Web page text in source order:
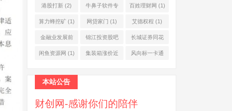
部(1)
港股打新 (2) 牛鼻子软件专
业版(1)
百姓理财网 (1)
算力蜂挖矿(1) 网贷家门 (1) 艾德权程 (1)
金融业发展前
景(1)
锦江投资股吧
(1)
长城证券同花
顺(1)
闲鱼资源网 (1) 集装箱涨价近 风向标一卡通
本站公告
财创网-感谢你们的陪伴